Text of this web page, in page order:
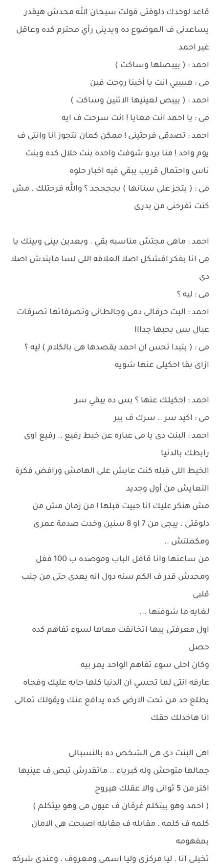
قاعد لوحدك دلوقتى قولت سبحان الله محدش هيقدر
يساعدنى ف الموضوع ده ويدينى رأي محترم كده وعاقل
غير احمد
احمد : ( بيبصلها وساكت )
مى : هييييي انت يا أخينا روحت فين
احمد : ( بيبص لعينيها الاتنين وساكت )
مى : يا احمد انت معايا ! انت سرحت ف ايه
احمد : تصدقى فرحتينى ! ممكن كمان نتجوز انا وانتى ف
يوم واحد ! منا بردو شوفت واحده بنت حلال كده وبنت
ناس واحتمال قريب يبقي فيه اخبار حلوه
مى : ( بتجز على سنانها ) بججججد ؟ والله فرحتلك . مش
كنت تفرحنى من بدرى
احمد : ماهى مجتش مناسبه بقي . وبعدين بينى وبينك يا
مى انا بفكر افشكل اصلا العلاقه اللى لسا مابتدش اصلا
دى
مى : ليه ؟
احمد : البت حرقالى دمى وجالطانى وتصرفاتها تصرفات
عيال بس بحبها جدااا
مى : ( بتبدا تحس ان احمد يقصدها هى بالكلام ) ليه ؟
ازاى بقا احكيلى عنها شويه
احمد : احكيلك عنها ؟ بس ده يبقي سر
مى : اكيد سر .. سرك ف بير
احمد : البنت دى يا مى عباره عن خيط رفيع .. رفيع اوى
رابطك بالدنيا
الخيط اللى قبله كنت عايش على الهامش ورافض فكرة
التعايش من أول وجديد
مش هنكر عليك انا حبيت قبلها ! من زمان مش من
دلوقتى . ييجى من 7 او 8 سنين وخدت صدمة عمرى
ومكملتش ..
من ساعتها وانا قافل الباب وموصده ب 100 قفل
ومحدش قدر ف الكم سنه دول انه يعدى حتى من جنب
قلبى
لغايه ما شوفتها ...
اول معرفتى بيها اتخانقت معاها لسوء تفاهم كده
حصل
وكان احلى سوء تفاهم الواحد يمر بيه
عارفه انتى لما تحسي ان الدنيا كلها جايه عليك وفجاه
يطلع حد من تحت الارض كده يدافع عنك ويقولك تعالى
انا هاخدلك حقك
اهى البنت دى هى الشخص ده بالنسبالى
جمالها متوحش وله كبرياء .. ماتقدرش تبص ف عينيها
اكتر من 5 ثوانى والا عقلك هيروح
( احمد وهو بيتكلم غرقان ف عيون مى وهو بيتكلم )
كلمه ف كلمه . مقابله ف مقابله اصبحت هى الامان
بمفهومه
تخيلى انا . ليا مركزى وليا اسمى ومعروف . وعندى شركه